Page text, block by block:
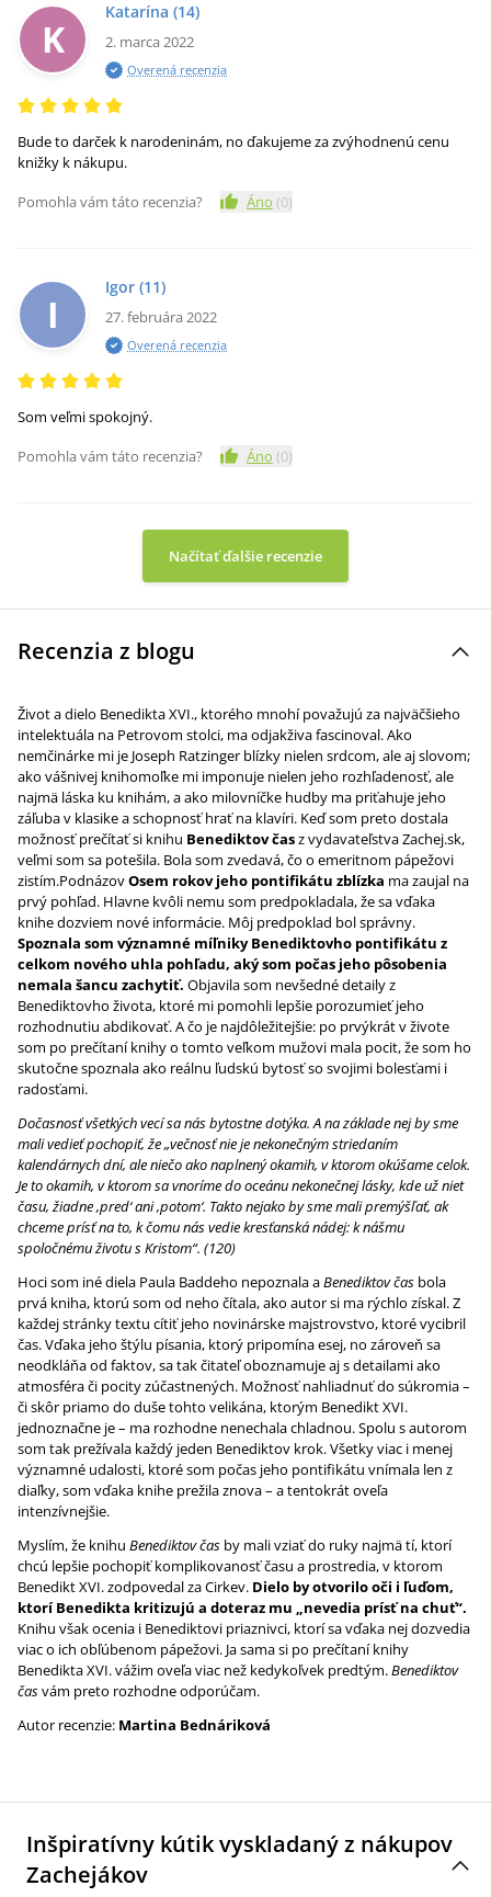
K
Katarína (14)
2. marca 2022
Overená recenzia
Bude to darček k narodeninám, no ďakujeme za zvýhodnenú cenu
knižky k nákupu.
Pomohla vám táto recenzia?
Áno (0)
I
Igor (11)
27. februára 2022
Overená recenzia
Som veľmi spokojný.
Pomohla vám táto recenzia?
Áno (0)
Načítať ďalšie recenzie
Recenzia z blogu
Život a dielo Benedikta XVI., ktorého mnohí považujú za najväčšieho
intelektuála na Petrovom stolci, ma odjakživa fascinoval. Ako
nemčinárke mi je Joseph Ratzinger blízky nielen srdcom, ale aj slovom;
ako vášnivej knihomoľke mi imponuje nielen jeho rozhľadenosť, ale
najmä láska ku knihám, a ako milovníčke hudby ma priťahuje jeho
záľuba v klasike a schopnosť hrať na klavíri. Keď som preto dostala
možnosť prečítať si knihu Benediktov časz vydavateľstva Zachej.sk,
veľmi som sa potešila. Bola som zvedavá, čo o emeritnom pápežovi
zistím.PodnázovOsem rokov jeho pontifikátu zblízka ma zaujal na
prvý pohľad. Hlavne kvôli nemu som predpokladala, že sa vďaka
knihe dozviem nové informácie. Môj predpoklad bol správny.
Spoznala som významné míľniky Benediktovho pontifikátu z
celkom nového uhla pohľadu, aký som počas jeho pôsobenia
nemala šancu zachytiť. Objavila som nevšedné detaily z
Benediktovho života, ktoré mi pomohli lepšie porozumieť jeho
rozhodnutiu abdikovať. A čo je najdôležitejšie: po prvýkrát v živote
som po prečítaní knihy o tomto veľkom mužovi mala pocit, že som ho
skutočne spoznala ako reálnu ľudskú bytosť so svojimi bolesťami i
radosťami.
Dočasnosť všetkých vecí sa nás bytostne dotýka. A na základe nej by sme
mali vedieť pochopiť, že „večnosť nie je nekonečným striedaním
kalendárnych dní, ale niečo ako naplnený okamih, v ktorom okúšame celok.
Je to okamih, v ktorom sa vnoríme do oceánu nekonečnej lásky, kde už niet
času, žiadne ,pred‘ ani ,potom‘. Takto nejako by sme mali premýšľať, ak
chceme prísť na to, k čomu nás vedie kresťanská nádej: k nášmu
spoločnému životu s Kristom“. (120)
Hoci som iné diela Paula Baddeho nepoznala aBenediktov čas bola
prvá kniha, ktorú som od neho čítala, ako autor si ma rýchlo získal. Z
každej stránky textu cítiť jeho novinárske majstrovstvo, ktoré vycibril
čas. Vďaka jeho štýlu písania, ktorý pripomína esej, no zároveň sa
neodkláňa od faktov, sa tak čitateľ oboznamuje aj s detailami ako
atmosféra či pocity zúčastnených. Možnosť nahliadnuť do súkromia –
či skôr priamo do duše tohto velikána, ktorým Benedikt XVI.
jednoznačne je – ma rozhodne nenechala chladnou. Spolu s autorom
som tak prežívala každý jeden Benediktov krok. Všetky viac i menej
významné udalosti, ktoré som počas jeho pontifikátu vnímala len z
diaľky, som vďaka knihe prežila znova – a tentokrát oveľa
intenzívnejšie.
Myslím, že knihu Benediktov čas by mali vziať do ruky najmä tí, ktorí
chcú lepšie pochopiť komplikovanosť času a prostredia, v ktorom
Benedikt XVI. zodpovedal za Cirkev. Dielo by otvorilo oči i ľuďom,
ktorí Benedikta kritizujú a doteraz mu „nevedia prísť na chuť“.
Knihu však ocenia i Benediktovi priaznivci, ktorí sa vďaka nej dozvedia
viac o ich obľúbenom pápežovi. Ja sama si po prečítaní knihy
Benedikta XVI. vážim oveľa viac než kedykoľvek predtým.Benediktov
časvám preto rozhodne odporúčam.
Autor recenzie: Martina Bednáriková
Inšpiratívny kútik vyskladaný z nákupov
Zachejákov